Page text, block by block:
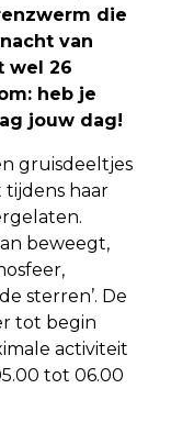
die
van
wel 26
heb je
jouw dag!
gruisdeeltjes
haar
beweegt,
sterren’. De
tot begin
activiteit
tot 06.00